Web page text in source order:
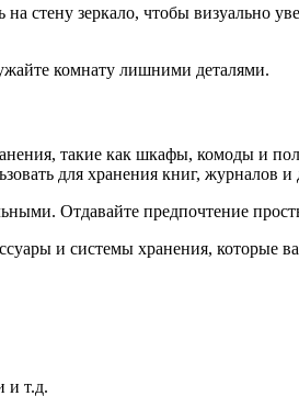
зеркало, чтобы визуально
комнату лишними деталями.
такие как шкафы, комоды и
для хранения книг, журналов и
Отдавайте предпочтение
и системы хранения, которые
и т.д.